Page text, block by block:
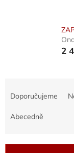
2
Doporučujeme
Abecedně